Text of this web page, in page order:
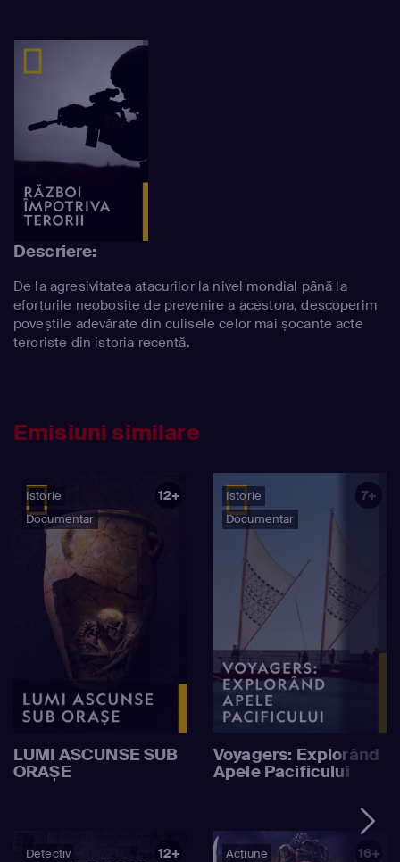
Descriere:
De la agresivitatea atacurilor la nivel mondial până la
eforturile neobosite de prevenire a acestora, descoperim
poveștile adevărate din culisele celor mai șocante acte
teroriste din istoria recentă.
Emisiuni similare
Istorie
Documentar
12+
LUMI ASCUNSE SUB
ORAȘE
Istorie
Documentar
7+
Voyagers: Explorând
Apele Pacificului
Detectiv
12+
Acțiune
16+